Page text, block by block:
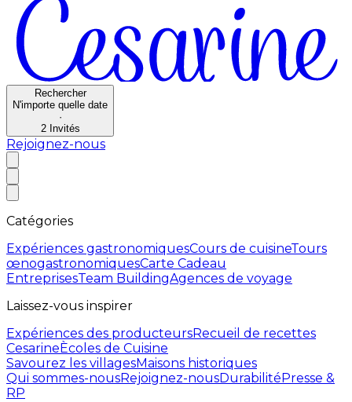
Rechercher
N'importe quelle date
·
2 Invités
Rejoignez-nous
Catégories
Expériences gastronomiquesCours de cuisineTours
œnogastronomiquesCarte Cadeau
EntreprisesTeam BuildingAgences de voyage
Laissez-vous inspirer
Expériences des producteursRecueil de recettes
CesarineÈcoles de Cuisine
Savourez les villagesMaisons historiques
Qui sommes-nousRejoignez-nousDurabilitéPresse &
RP